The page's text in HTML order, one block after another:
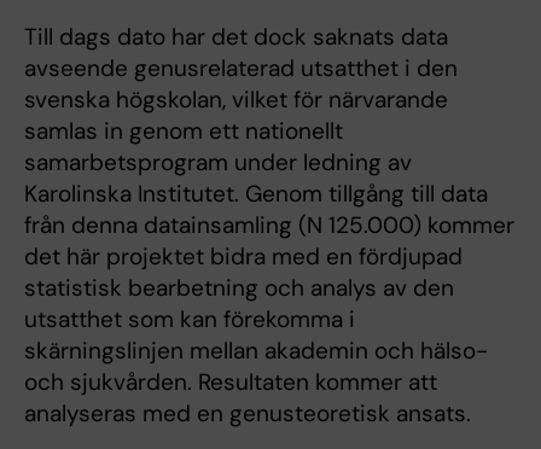
Till dags dato har det dock saknats data
avseende genusrelaterad utsatthet i den
svenska högskolan, vilket för närvarande
samlas in genom ett nationellt
samarbetsprogram under ledning av
Karolinska Institutet. Genom tillgång till data
från denna datainsamling (N 125.000) kommer
det här projektet bidra med en fördjupad
statistisk bearbetning och analys av den
utsatthet som kan förekomma i
skärningslinjen mellan akademin och hälso-
och sjukvården. Resultaten kommer att
analyseras med en genusteoretisk ansats.